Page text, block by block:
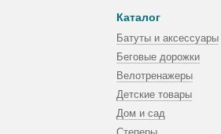
Каталог
Батуты и аксессуары
Беговые дорожки
Велотренажеры
Детские товары
Дом и сад